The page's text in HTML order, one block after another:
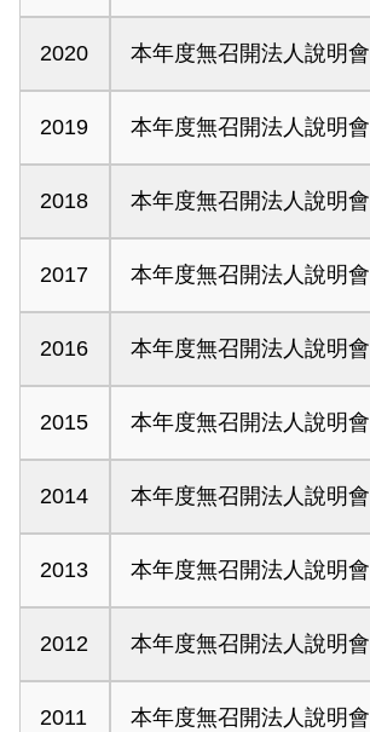
2020 本年度無召開法人說明會
2019 本年度無召開法人說明會
2018 本年度無召開法人說明會
2017 本年度無召開法人說明會
2016 本年度無召開法人說明會
2015 本年度無召開法人說明會
2014 本年度無召開法人說明會
2013 本年度無召開法人說明會
2012 本年度無召開法人說明會
2011 本年度無召開法人說明會